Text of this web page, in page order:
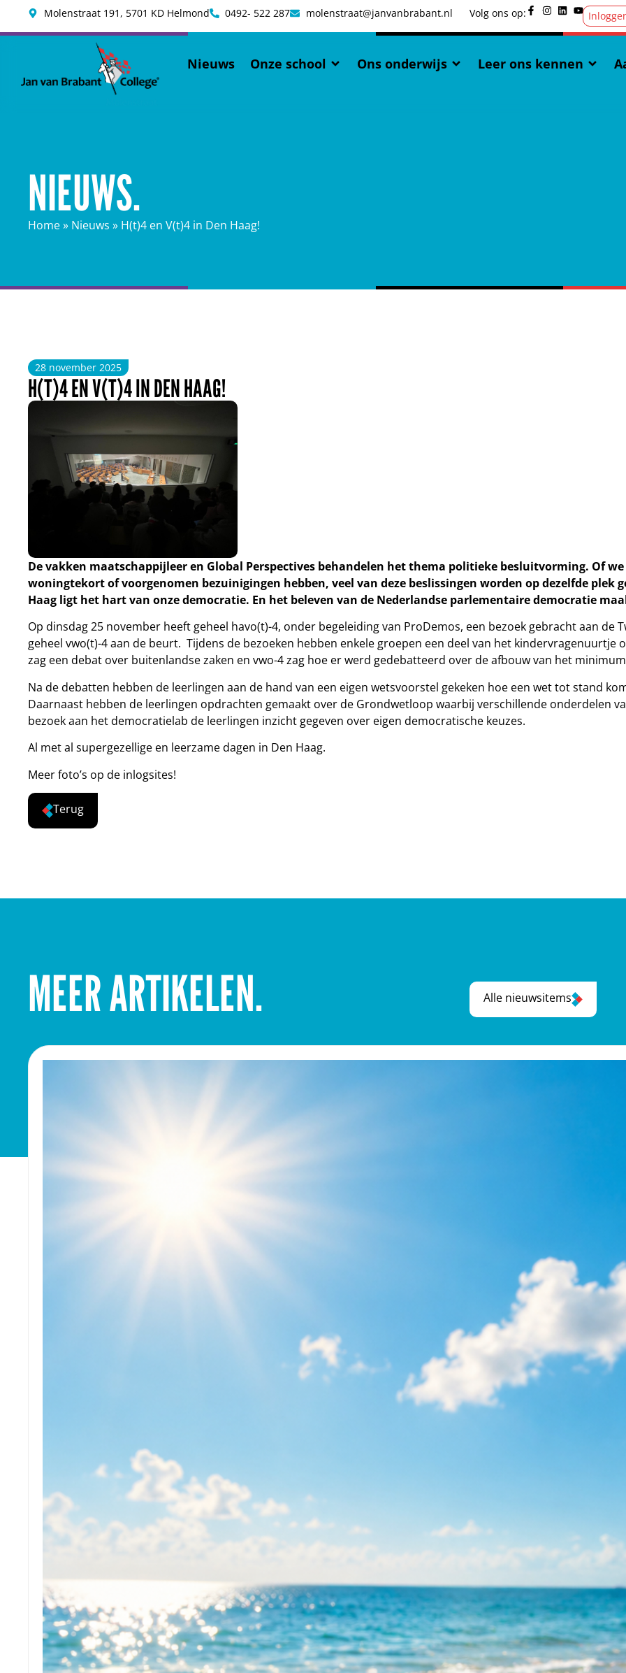
Molenstraat 191, 5701 KD Helmond 0492- 522 287 molenstraat@janvanbrabant.nl Volg ons op:
Nieuws Onze school Ons onderwijs Leer ons kennen
NIEUWS.
Home» Nieuws » H(t)4 en V(t)4 in Den Haag!
28 november 2025
H(T)4 EN V(T)4 IN DEN HAAG!
De vakken maatschappijleer en Global Perspectives behandelen het thema politieke besluitvorming. Of
woningtekort of voorgenomen bezuinigingen hebben, veel van deze beslissingen worden op dezelfde plek
Haag ligt het hart van onze democratie. En het beleven van de Nederlandse parlementaire democratie
Op dinsdag 25 november heeft geheel havo(t)-4, onder begeleiding van ProDemos, een bezoek gebracht aan de
geheel vwo(t)-4 aan de beurt. Tijdens de bezoeken hebben enkele groepen een deel van het kindervragenuurtje
zag een debat over buitenlandse zaken en vwo-4 zag hoe er werd gedebatteerd over de afbouw van het
Na de debatten hebben de leerlingen aan de hand van een eigen wetsvoorstel gekeken hoe een wet tot stand
Daarnaast hebben de leerlingen opdrachten gemaakt over de Grondwetloop waarbij verschillende onderdelen
bezoek aan het democratielab de leerlingen inzicht gegeven over eigen democratische keuzes.
Al met al supergezellige en leerzame dagen in Den Haag.
Meer foto’s op de inlogsites!
Terug
MEER ARTIKELEN. Alle nieuwsitems